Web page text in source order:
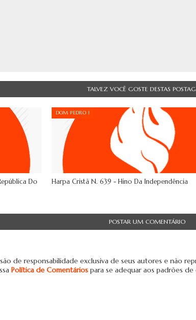
TALVEZ VOCÊ GOSTE DESTAS
Do
DOM PEDRO I
Harpa Cristã N. 639 - Hino Da Independência
POSTAR UM COMENTÁRIO
de responsabilidade exclusiva de seus autores e não
Política de Comentáriospara se adequar aos padrões